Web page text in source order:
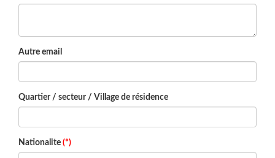
Autre email
Quartier / secteur / Village de résidence
Nationalite (*)